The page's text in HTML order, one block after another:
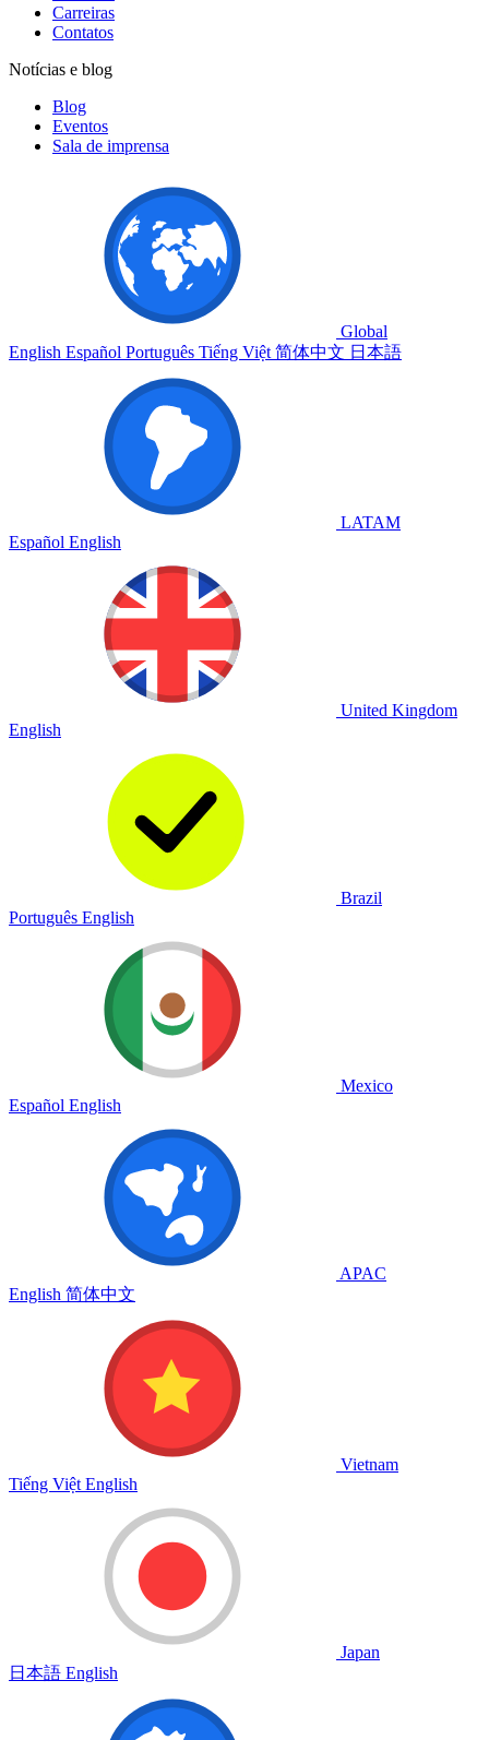
Carreiras
Contatos
Notícias e blog
Blog
Eventos
Sala de imprensa
Global
English Español Português Tiếng Việt 简体中文 日本語
LATAM
Español English
United Kingdom
English
Brazil
Português English
Mexico
Español English
APAC
English 简体中文
Vietnam
Tiếng Việt English
Japan
日本語 English